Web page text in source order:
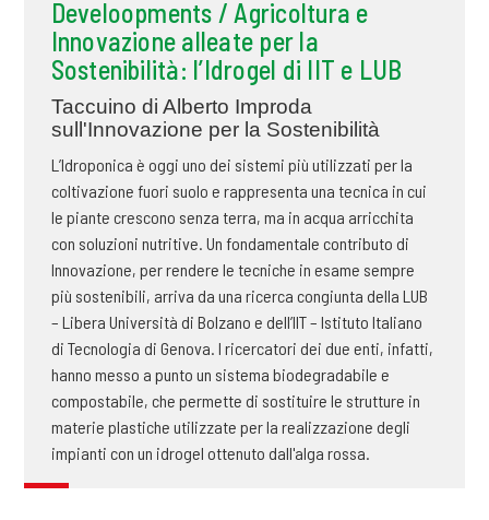
Develoopments / Agricoltura e
Innovazione alleate per la
Sostenibilità: l’Idrogel di IIT e LUB
Taccuino di Alberto Improda
sull'Innovazione per la Sostenibilità
L’Idroponica è oggi uno dei sistemi più utilizzati per la
coltivazione fuori suolo e rappresenta una tecnica in cui
le piante crescono senza terra, ma in acqua arricchita
con soluzioni nutritive. Un fondamentale contributo di
Innovazione, per rendere le tecniche in esame sempre
più sostenibili, arriva da una ricerca congiunta della LUB
– Libera Università di Bolzano e dell’IIT – Istituto Italiano
di Tecnologia di Genova. I ricercatori dei due enti, infatti,
hanno messo a punto un sistema biodegradabile e
compostabile, che permette di sostituire le strutture in
materie plastiche utilizzate per la realizzazione degli
impianti con un idrogel ottenuto dall'alga rossa.